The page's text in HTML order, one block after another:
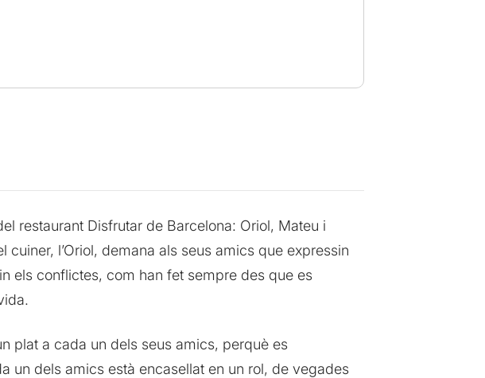
restaurant Disfrutar de Barcelona: Oriol, Mateu i
l’Oriol, demana als seus amics que expressin
els conflictes, com han fet sempre des que es
plat a cada un dels seus amics, perquè es
un dels amics està encasellat en un rol, de vegades